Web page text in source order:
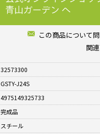
この商品について
関
32573300
GSTY-J24S
4975149325733
完成品
スチール